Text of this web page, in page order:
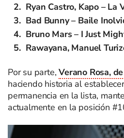
Ryan Castro, Kapo – La
Bad Bunny – Baile
Bruno Mars – I Just
Rawayana, Manuel
Por su parte, Verano Rosa,
haciendo historia al
permanencia en la lista,
actualmente en la posición